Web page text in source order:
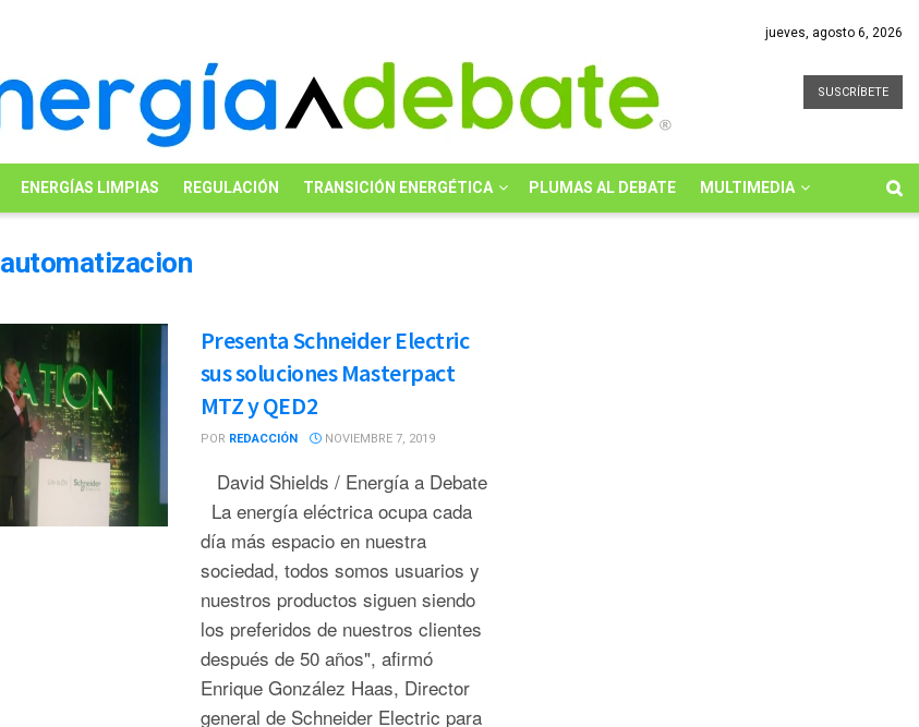
jueves, agosto 6, 2026
SUSCRÍBETE
ENERGÍAS LIMPIAS REGULACIÓN TRANSICIÓN ENERGÉTICA PLUMAS AL DEBATE MULTIMEDIA
automatizacion
Presenta Schneider Electric
sus soluciones Masterpact
MTZ y QED2
POR REDACCIÓN NOVIEMBRE 7, 2019
David Shields / Energía a Debate
La energía eléctrica ocupa cada
día más espacio en nuestra
sociedad, todos somos usuarios y
nuestros productos siguen siendo
los preferidos de nuestros clientes
después de 50 años", afirmó
Enrique González Haas, Director
general de Schneider Electric para